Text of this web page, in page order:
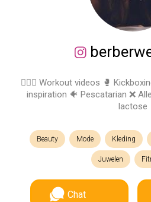
🏋🏻‍♀️ Workout videos 🥊
inspiration 🐠 Pescatarian ❌
lactose
Beauty Mode Kleding
Juwelen
Chat